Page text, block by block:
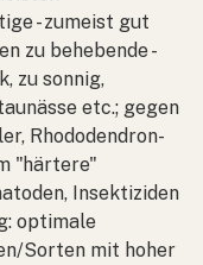
- zumeist gut
zu behebende -
zu sonnig,
etc.; gegen
Rhododendron-
"härtere"
Insektiziden
optimale
Sorten mit hoher